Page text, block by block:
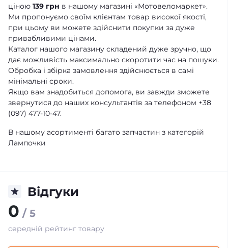
ціною 139 грн в нашому магазині «Мотовеломаркет».
Ми пропонуємо своїм клієнтам товар високої якості,
при цьому ви можете здійснити покупки за дуже
привабливими цінами.
Каталог нашого магазину складений дуже зручно, що
дає можливість максимально скоротити час на пошуки.
Обробка і збірка замовлення здійснюється в самі
мінімальні сроки.
Якщо вам знадобиться допомога, ви завжди зможете
звернутися до наших консультантів за телефоном +38
(097) 477-10-47.
В нашому асортименті багато запчастин з категорій
Лампочки
Відгуки
0 / 5
середній рейтинг товару